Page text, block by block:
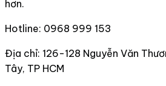
hơn.
Hotline: 0968 999 153
Địa chỉ: 126-128 Nguyễn Văn
Tây, TP HCM